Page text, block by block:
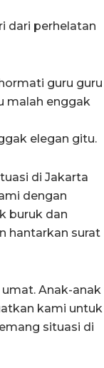
dari perhelatan
guru guru
malah enggak
elegan gitu.
di Jakarta
dengan
buruk dan
hantarkan surat
Anak-anak
kami untuk
situasi di